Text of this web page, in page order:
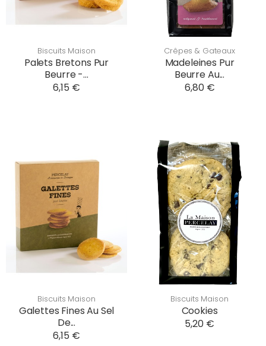
Biscuits Maison
Palets Bretons Pur
Beurre -...
6,15 €
Crêpes & Gateaux
Madeleines Pur
Beurre Au...
6,80 €
Biscuits Maison
Galettes Fines Au Sel
De...
6,15 €
Biscuits Maison
Cookies
5,20 €